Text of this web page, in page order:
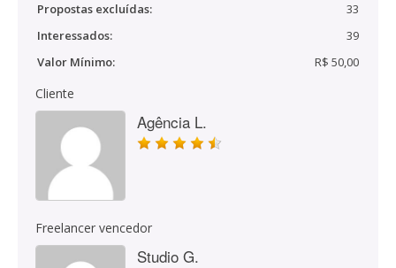
Propostas excluídas:
33
Interessados:
39
Valor Mínimo:
R$ 50,00
Cliente
Agência L.
Freelancer vencedor
Studio G.